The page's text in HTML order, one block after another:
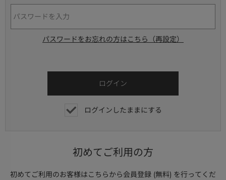
パスワードをお忘れの方はこちら（再設定）
ログインしたままにする
初めてご利用の方
初めてご利用のお客様はこちらから会員登録 (無料) を行ってくだ